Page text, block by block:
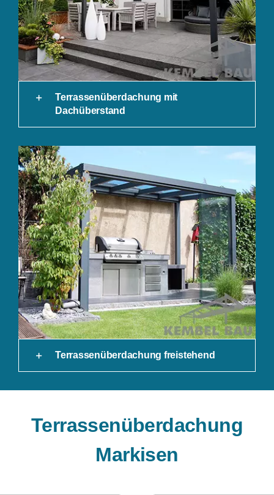
Terrassenüberdachung mit
Dachüberstand
Terrassenüberdachung freistehend
Terrassenüberdachung
Markisen